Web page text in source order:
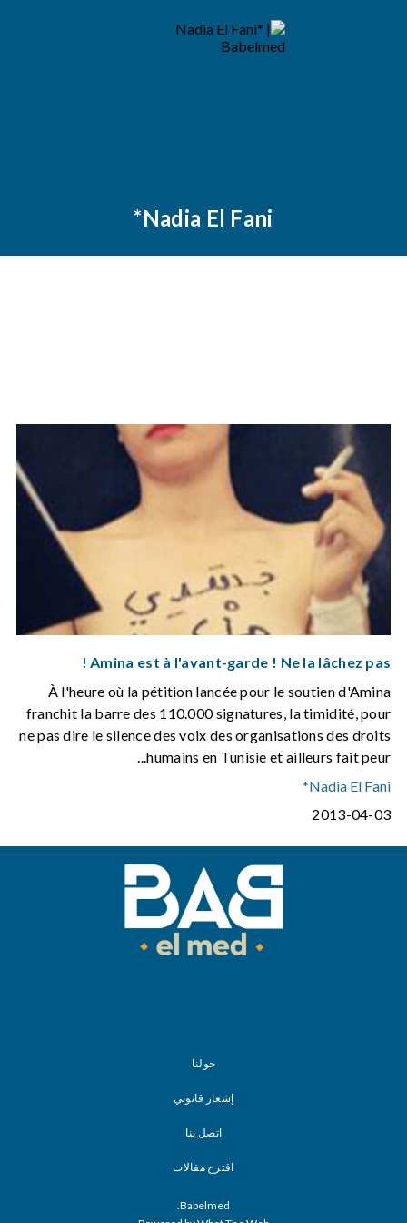
Nadia El Fani*
Amina est à l'avant-garde ! Ne la lâchez pas !
À l'heure où la pétition lancée pour le soutien d'Amina
franchit la barre des 110.000 signatures, la timidité, pour
ne pas dire le silence des voix des organisations des droits
humains en Tunisie et ailleurs fait peur...
Nadia El Fani*
2013-04-03
حولنا
إشعار قانوني
اتصل بنا
اقترح مقالات
Babelmed.